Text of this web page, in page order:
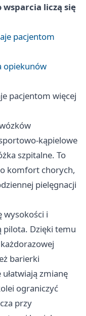
wsparcia liczą się
pacjentom
opiekunów
pacjentom więcej
kąpielowe
szpitalne. To
komfort chorych,
pielęgnacji
wysokości i
pilota. Dzięki temu
barierki
zmianę
ograniczyć
przy